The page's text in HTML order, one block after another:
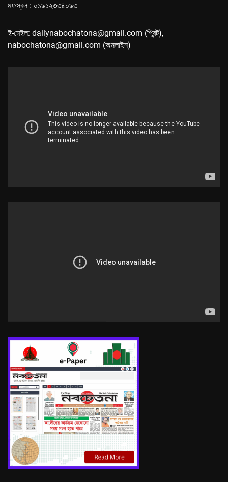
মফস্বল : ০১৯১২৩৩৪০৯৩
ই-মেইল: dailynabochatona@gmail.com (প্রিন্ট),
nabochatona@gmail.com (অনলাইন)